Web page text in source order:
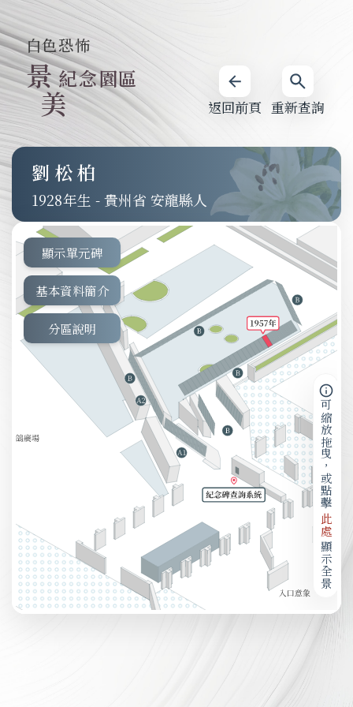
重新查詢
返回前頁
白色恐怖
景
美
紀念園區
劉松柏
1928 -貴州省 安龍縣人
顯示單元碑
基本資料簡介
分區說明
可縮放拖曳，或點擊
此處
顯示全景